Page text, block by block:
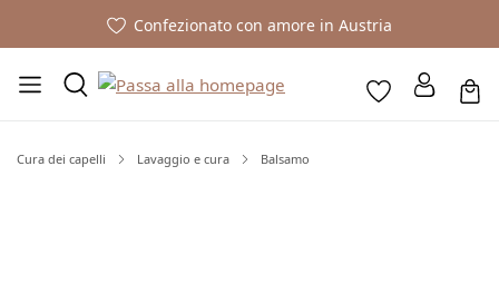
Confezionato con amore in Austria
Cura dei capelli Lavaggio e cura Balsamo